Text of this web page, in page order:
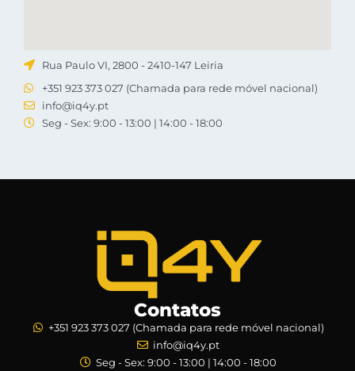
Rua Paulo VI, 2800 - 2410-147 Leiria
+351 923 373 027 (Chamada para rede móvel nacional)
info@iq4y.pt
Seg - Sex: 9:00 - 13:00 | 14:00 - 18:00
Contatos
+351 923 373 027 (Chamada para rede móvel nacional)
info@iq4y.pt
Seg - Sex: 9:00 - 13:00 | 14:00 - 18:00